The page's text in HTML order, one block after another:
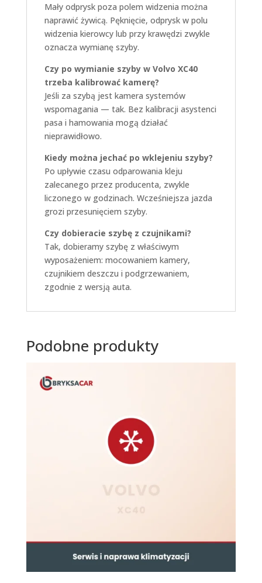
Mały odprysk poza polem widzenia można
naprawić żywicą. Pęknięcie, odprysk w polu
widzenia kierowcy lub przy krawędzi zwykle
oznacza wymianę szyby.
Czy po wymianie szyby w Volvo XC40
trzeba kalibrować kamerę?
Jeśli za szybą jest kamera systemów
wspomagania — tak. Bez kalibracji asystenci
pasa i hamowania mogą działać
nieprawidłowo.
Kiedy można jechać po wklejeniu szyby?
Po upływie czasu odparowania kleju
zalecanego przez producenta, zwykle
liczonego w godzinach. Wcześniejsza jazda
grozi przesunięciem szyby.
Czy dobieracie szybę z czujnikami?
Tak, dobieramy szybę z właściwym
wyposażeniem: mocowaniem kamery,
czujnikiem deszczu i podgrzewaniem,
zgodnie z wersją auta.
Podobne produkty